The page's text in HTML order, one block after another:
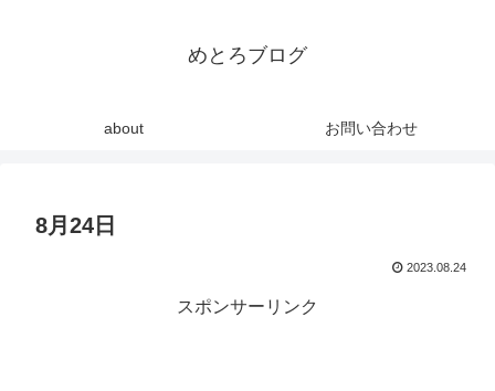
めとろブログ
about お問い合わせ
8月24日
2023.08.24
スポンサーリンク